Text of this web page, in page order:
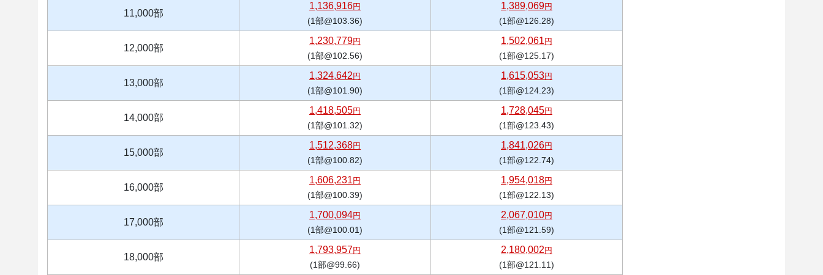
11,000部
1,136,916円
(1部@103.36)
1,389,069円
(1部@126.28)
12,000部
1,230,779円
(1部@102.56)
1,502,061 円
(1部@125.17)
13,000部
1,324,642 円
(1部@101.90)
1,615,053円
(1部@124.23)
14,000部
1,418,505円
(1部@101.32)
1,728,045円
(1部@123.43)
15,000部
1,512,368円
(1部@100.82)
1,841,026円
(1部@122.74)
16,000部
1,606,231 円
(1部@100.39)
1,954,018円
(1部@122.13)
17,000部
1,700,094円
(1部@100.01)
2,067,010円
(1部@121.59)
18,000部
1,793,957円
(1部@99.66)
2,180,002 円
(1部@121.11)